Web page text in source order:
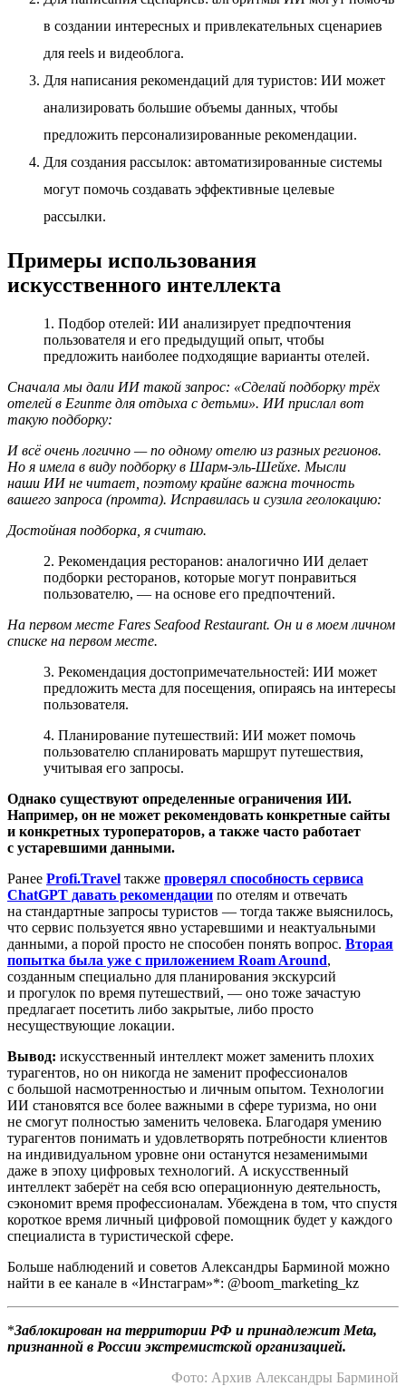
в создании интересных и привлекательных сценариев
для reels и видеоблога.
Для написания рекомендаций для туристов: ИИ может
анализировать большие объемы данных, чтобы
предложить персонализированные рекомендации.
Для создания рассылок: автоматизированные системы
могут помочь создавать эффективные целевые
рассылки.
Примеры использования
искусственного интеллекта
1. Подбор отелей: ИИ анализирует предпочтения
пользователя и его предыдущий опыт, чтобы
предложить наиболее подходящие варианты отелей.
Сначала мы дали ИИ такой запрос: «Сделай подборку трёх
отелей в Египте для отдыха с детьми». ИИ прислал вот
такую подборку:
И всё очень логично — по одному отелю из разных регионов.
Но я имела в виду подборку в Шарм-эль-Шейхе. Мысли
наши ИИ не читает, поэтому крайне важна точность
вашего запроса (промта). Исправилась и сузила геолокацию:
Достойная подборка, я считаю.
2. Рекомендация ресторанов: аналогично ИИ делает
подборки ресторанов, которые могут понравиться
пользователю, — на основе его предпочтений.
На первом месте Fares Seafood Restaurant. Он и в моем личном
списке на первом месте.
3. Рекомендация достопримечательностей: ИИ может
предложить места для посещения, опираясь на интересы
пользователя.
4. Планирование путешествий: ИИ может помочь
пользователю спланировать маршрут путешествия,
учитывая его запросы.
Однако существуют определенные ограничения ИИ.
Например, он не может рекомендовать конкретные сайты
и конкретных туроператоров, а также часто работает
с устаревшими данными.
Ранее Profi.Travel также проверял способность сервиса
ChatGPT давать рекомендации по отелям и отвечать
на стандартные запросы туристов — тогда также выяснилось,
что сервис пользуется явно устаревшими и неактуальными
данными, а порой просто не способен понять вопрос. Вторая
попытка была уже с приложением Roam Around,
созданным специально для планирования экскурсий
и прогулок по время путешествий, — оно тоже зачастую
предлагает посетить либо закрытые, либо просто
несуществующие локации.
Вывод: искусственный интеллект может заменить плохих
турагентов, но он никогда не заменит профессионалов
с большой насмотренностью и личным опытом. Технологии
ИИ становятся все более важными в сфере туризма, но они
не смогут полностью заменить человека. Благодаря умению
турагентов понимать и удовлетворять потребности клиентов
на индивидуальном уровне они останутся незаменимыми
даже в эпоху цифровых технологий. А искусственный
интеллект заберёт на себя всю операционную деятельность,
сэкономит время профессионалам. Убеждена в том, что спустя
короткое время личный цифровой помощник будет у каждого
специалиста в туристической сфере.
Больше наблюдений и советов Александры Барминой можно
найти в ее канале в «Инстаграм»*: @boom_marketing_kz
*Заблокирован на территории РФ и принадлежит Meta,
признанной в России экстремистской организацией.
Фото: Архив Александры Барминой